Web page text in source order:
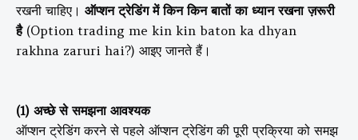
रखनी चाहिए। ऑप्शन ट्रेडिंग में किन किन बातों का ध्यान रखना ज़रूरी
है(Option trading me kin kin baton ka dhyan
rakhna zaruri hai?) आइए जानते हैं।
(1) अच्छे से समझना आवश्यक
ऑप्शन ट्रेडिंग करने से पहले ऑप्शन ट्रेडिंग की पूरी प्रक्रिया को समझ